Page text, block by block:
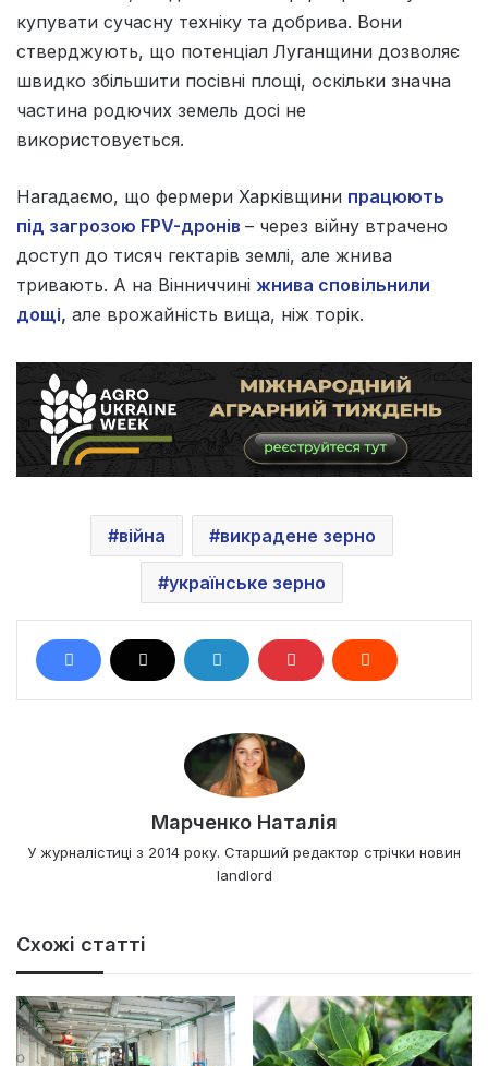
купувати сучасну техніку та добрива. Вони
стверджують, що потенціал Луганщини дозволяє
швидко збільшити посівні площі, оскільки значна
частина родючих земель досі не
використовується.
Нагадаємо, що фермери Харківщини працюють
під загрозою FPV-дронів – через війну втрачено
доступ до тисяч гектарів землі, але жнива
тривають. А на Вінниччині жнива сповільнили
дощі, але врожайність вища, ніж торік.
війна викрадене зерно
українське зерно
Марченко Наталія
У журналістиці з 2014 року. Старший редактор стрічки новин
landlord
Схожі статті